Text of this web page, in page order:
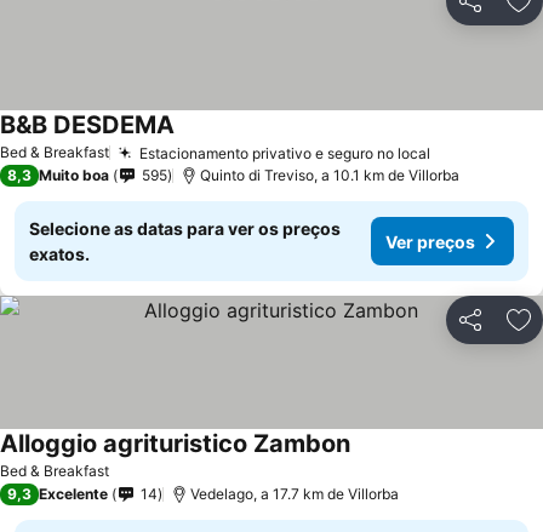
Partilhar
Bed & Breakfast Estacionamento privativo e seguro no local
B&B DESDEMAVer preços
8,3 Muito boa 595 Quinto di Treviso, a 10.1 km de Villorba
Selecione as datas para ver os preços
exatos.
Ver preços
Partilhar
Bed & Breakfast
Alloggio agrituristico ZambonVer preços
9,3 Excelente 14 Vedelago, a 17.7 km de Villorba